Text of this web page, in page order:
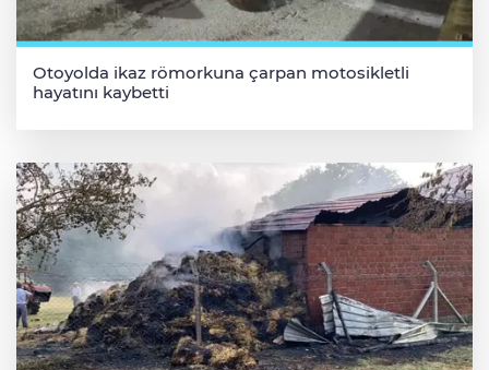
Otoyolda ikaz römorkuna çarpan motosikletli
hayatını kaybetti